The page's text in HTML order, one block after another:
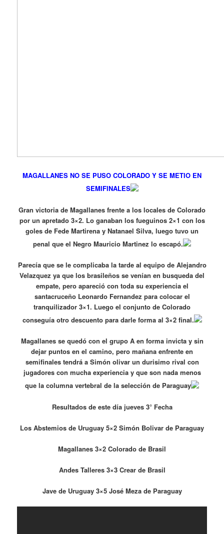
MAGALLANES NO SE PUSO COLORADO Y SE METIO EN
SEMIFINALES
Gran victoria de Magallanes frente a los locales de Colorado
por un apretado 3×2. Lo ganaban los fueguinos 2×1 con los
goles de Fede Martirena y Natanael Silva, luego tuvo un
penal que el Negro Mauricio Martinez lo escapó.
Parecía que se le complicaba la tarde al equipo de Alejandro
Velazquez ya que los brasileños se venían en busqueda del
empate, pero apareció con toda su experiencia el
santacruceño Leonardo Fernandez para colocar el
tranquilizador 3×1. Luego el conjunto de Colorado
conseguía otro descuento para darle forma al 3×2 final.
Magallanes se quedó con el grupo A en forma invicta y sin
dejar puntos en el camino, pero mañana enfrente en
semifinales tendrá a Simón olivar un durisimo rival con
jugadores con mucha experiencia y que son nada menos
que la columna vertebral de la selección de Paraguay
Resultados de este día jueves 3° Fecha
Los Abstemios de Uruguay 5×2 Simón Bolivar de Paraguay
Magallanes 3×2 Colorado de Brasil
Andes Talleres 3×3 Crear de Brasil
Jave de Uruguay 3×5 José Meza de Paraguay